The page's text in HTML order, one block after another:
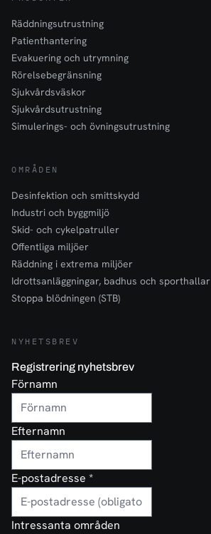
Räddningsutrustning
Patienthantering
Evakuering och utrymning
Rörelsebegränsning
Sjukvårdsväskor
Sjukvårdsutrustning
Simulerings- och övningsutrustning
OMRÅDEN
Desinfektion och smittskydd
Industri och byggmiljö
Skid- och cykelpatruller
Offentliga miljöer
Räddning i extrema miljöer
Idrottsanläggningar, badhus och sporthallar
Stoppa blödningen (STB)
NYHETSBREV
Registrering nyhetsbrev
Förnamn
Efternamn
E-postadresse *
Intressanta områden